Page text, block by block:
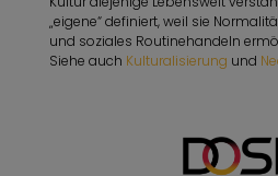
„eigene“ definiert, weil sie
und soziales Routinehandeln
Siehe auch Kulturalisierung und